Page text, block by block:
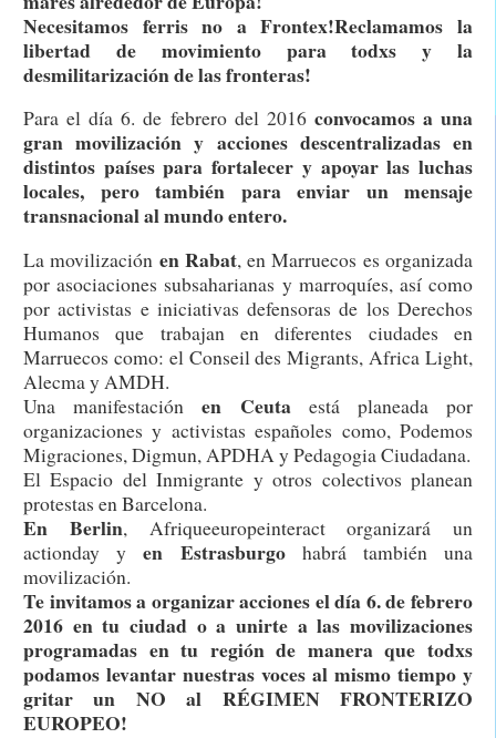
Necesitamos ferris no a Frontex!Reclamamos la
libertad de movimiento para todxs y la
desmilitarización de las fronteras!
Para el día 6. de febrero del 2016 convocamos a una
gran movilización y acciones descentralizadas en
distintos países para fortalecer y apoyar las luchas
locales, pero también para enviar un mensaje
transnacional al mundo entero.
La movilización en Rabat, en Marruecos es organizada
por asociaciones subsaharianas y marroquíes, así como
por activistas e iniciativas defensoras de los Derechos
Humanos que trabajan en diferentes ciudades en
Marruecos como: el Conseil des Migrants, Africa Light,
Alecma y AMDH.
Una manifestaciónen Ceutaestá planeada por
organizaciones y activistas españoles como, Podemos
Migraciones, Digmun, APDHA y Pedagogia Ciudadana.
El Espacio del Inmigrante y otros colectivos planean
protestas en Barcelona.
En Berlin, Afriqueeuropeinteract organizará un
actionday yen Estrasburgohabrá también una
movilización.
Te invitamos a organizar acciones el día 6. de febrero
2016 en tu ciudad o a unirte a las movilizaciones
programadas en tu región de manera que todxs
podamos levantar nuestras voces al mismo tiempo y
gritar un NO al RÉGIMEN FRONTERIZO
EUROPEO!